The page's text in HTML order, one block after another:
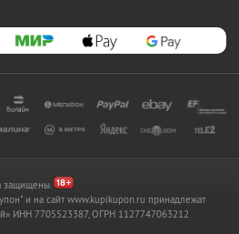
защищены.
и на сайт www.kupikupon.ru принадлежат
ИНН 7705523387, ОГРН 1127747063212